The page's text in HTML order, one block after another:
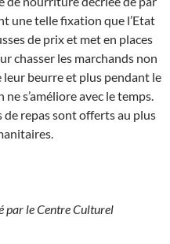
une telle fixation que l’Etat
de prix et met en places
chasser les marchands non
beurre et plus pendant le
ne s’améliore avec le temps.
repas sont offerts au plus
par le Centre Culturel